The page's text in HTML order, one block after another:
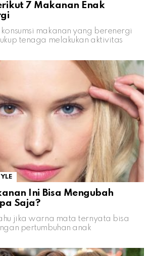
7 Makanan Enak
makanan yang berenergi
tenaga melakukan aktivitas
Ini Bisa Mengubah
Saja?
jika warna mata ternyata bisa
pertumbuhan anak